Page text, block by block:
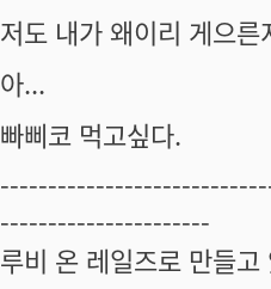
저도 내가 왜이리 게으른
아...
빠삐코 먹고싶다.
----------------------
루비 온 레일즈로 만들